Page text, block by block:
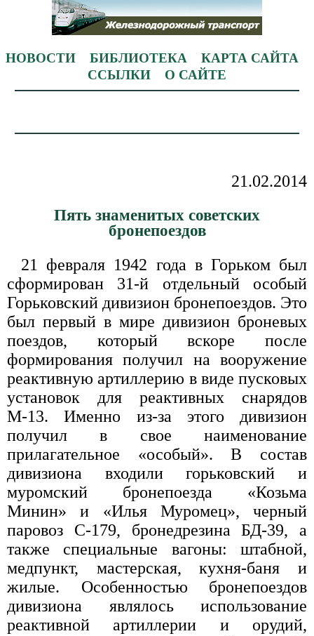
НОВОСТИ БИБЛИОТЕКА
КАРТА САЙТА
ССЫЛКИ
О САЙТЕ
21.02.2014
Пять знаменитых советских
бронепоездов
21 февраля 1942 года в Горьком был
сформирован 31-й отдельный особый
Горьковский дивизион бронепоездов. Это
был первый в мире дивизион броневых
поездов, который вскоре после
формирования получил на вооружение
реактивную артиллерию в виде пусковых
установок для реактивных снарядов
М-13. Именно из-за этого дивизион
получил в свое наименование
прилагательное «особый». В состав
дивизиона входили горьковский и
муромский бронепоезда «Козьма
Минин» и «Илья Муромец», черный
паровоз С-179, бронедрезина БД-39, а
также специальные вагоны: штабной,
медпункт, мастерская, кухня-баня и
жилые. Особенностью бронепоездов
дивизиона являлось использование
реактивной артиллерии и орудий,